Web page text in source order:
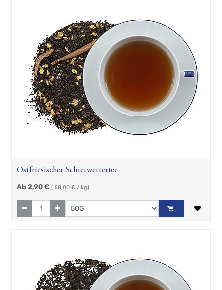
Ostfriesischer Schietwettertee
Ab 2,90€ ( 58,00 € / kg)